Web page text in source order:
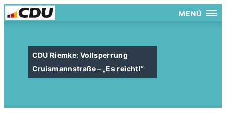
MENÜ
CDU Riemke: Vollsperrung
Cruismannstraße – „Es reicht!“